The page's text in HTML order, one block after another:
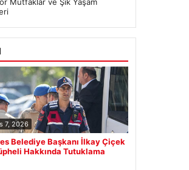
Mutfaklar ve Şık Yaşam
7, 2026
Belediye Başkanı İlkay Çiçek
Hakkında Tutuklama